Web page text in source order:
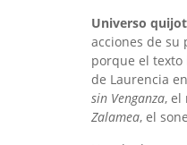
Universo
acciones de su
porque el texto
de Laurencia en
sin Venganza, el
Zalamea, el